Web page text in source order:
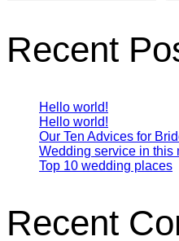
Recent
Hello world!
Hello world!
Our Ten Advices for
Wedding service in this
Top 10 wedding places
Recent